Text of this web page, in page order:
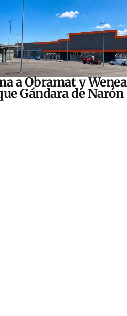
a Obramat y
Gándara de Narón